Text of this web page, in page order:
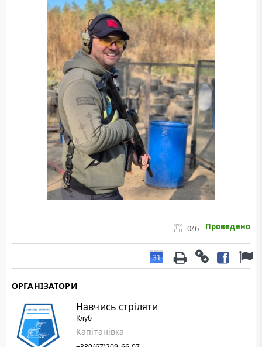
0/6 Проведено
ОРГАНІЗАТОРИ
Навчись стріляти
Клуб
Капітанівка